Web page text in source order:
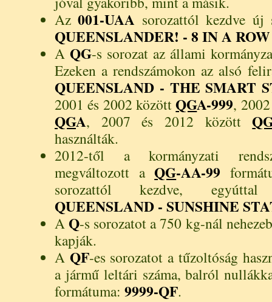
Az001-UAA sorozattól kezdve új
QUEENSLANDER! - 8 IN A ROW
A QG-s sorozat az állami
Ezeken a rendszámokon az alsó
QUEENSLAND - THE SMART
2001 és 2002 közöttQGA-999,
QGA, 2007 és 2012 között
használták.
2012-től a kormányzati
megváltozott aQG-AA-99
sorozattól kezdve,
QUEENSLAND - SUNSHINE
AQ-s sorozatot a 750 kg-nál
kapják.
A QF-es sorozatot a tűzoltóság
a jármű leltári száma, balról
formátuma: 9999-QF.